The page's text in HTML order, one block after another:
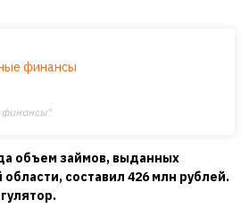
финансы
финансы"
объем займов, выданных
составил 426 млн рублей.